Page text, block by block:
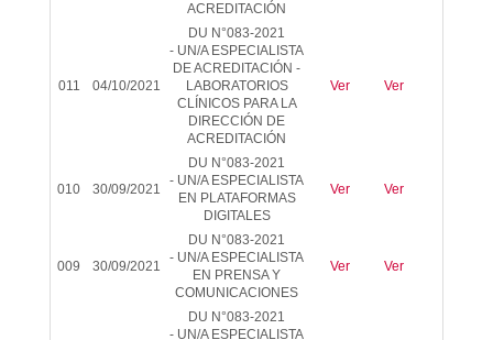
ACREDITACIÓN
011 04/10/2021
DU N°083-2021
- UN/A ESPECIALISTA
DE ACREDITACIÓN -
LABORATORIOS
CLÍNICOS PARA LA
DIRECCIÓN DE
ACREDITACIÓN
Ver Ver
010 30/09/2021
DU N°083-2021
- UN/A ESPECIALISTA
EN PLATAFORMAS
DIGITALES
Ver Ver
009 30/09/2021
DU N°083-2021
- UN/A ESPECIALISTA
EN PRENSA Y
COMUNICACIONES
Ver Ver
DU N°083-2021
- UN/A ESPECIALISTA